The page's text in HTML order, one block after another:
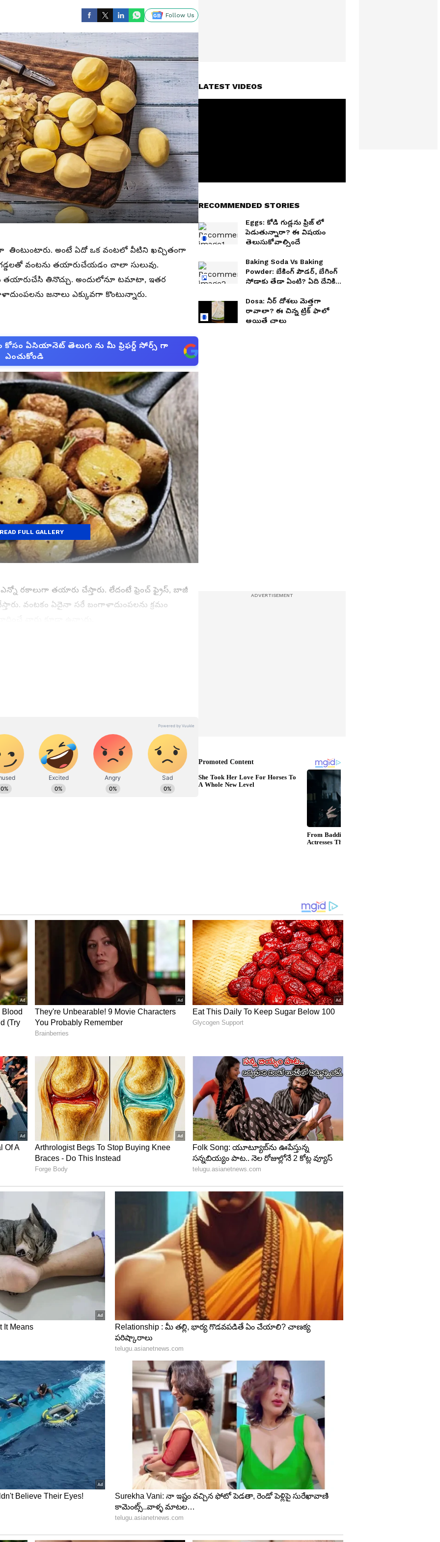
Follow Us
తింటుంటారు. అంటే ఏదో ఒక వంటలో వీటిని ఖచ్చితంగా
వంటను తయారుచేయడం చాలా సులువు.
తయారుచేసి తినొచ్చు. అందులోనూ టమాటా, ఇతర
జనాలు ఎక్కువగా కొంటున్నారు.
ఏసియానెట్ తెలుగు ను మీ ఫ్రిఫర్డ్ సోర్స్ గా
ఎంచుకోండి
రకాలుగా తయారు చేస్తారు. లేదంటే ఫ్రెంచ్ ఫ్రైస్, బాజీ
వంటకం ఏదైనా సరే బంగాళాదుంపలను క్రమం
పెంచుతాయి. అలాగే రక్తంలో చక్కెర స్థాయిలను
కేలరీలు ఎక్కువ మొత్తంలో ఉంటాయి. ఈ
స్థాయిలు పెరగడానికి దారితీస్తాయని నమ్ముతారు.
ప్రతిరోజూ తినడం వల్ల మీ ఆరోగ్యానికి ఎలాంటి హాని
గమనించాలి. మీకు డయాబెటిస్ ఉంటే మీరు ఎంత
ఎందుకంటే ఇంతకు ముందు చెప్పినట్లుగా దీనిలో
ఇది రక్తంలో చక్కెర స్థాయిలను పెంచుతుంది.
బంగాళాదుంపలు తినడం వల్ల కూడా కొన్నిసార్లు బరువు
FULL GALLERY
LATEST VIDEOS
RECOMMENDED STORIES
Eggs: కోడి గుడ్లను ఫ్రిజ్ లో
పెడుతున్నారా? ఈ విషయం
తెలుసుకోవాల్సిందే
Baking Soda Vs Baking
Powder: బేకింగ్ పౌడర్, బేగింగ్
సోడాకు తేడా ఏంటి? ఏది దేనికి
Dosa: నీర్ దోశలు మెత్తగా
రావాలా? ఈ చిన్న ట్రిక్ ఫాలో
అయితే చాలు